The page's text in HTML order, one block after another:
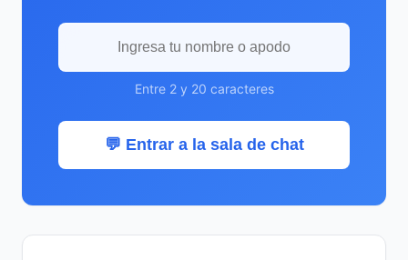
Entre 2 y 20 caracteres
💬 Entrar a la sala de chat